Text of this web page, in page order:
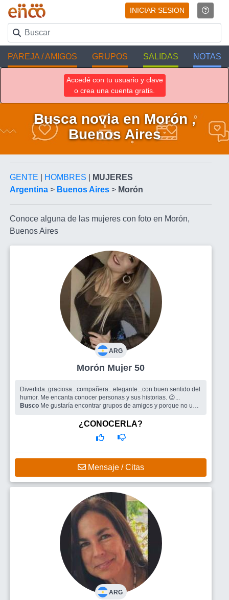
INICIAR SESION
PAREJA / AMIGOS GRUPOS SALIDAS NOTAS
Accedé con tu usuario y clave
o crea una cuenta gratis.
Busca novia en Morón ,
Buenos Aires
GENTE HOMBRES
MUJERES
Argentina > Buenos Aires > Morón
Conoce alguna de las mujeres con foto en Morón,
Buenos Aires
ARG
Morón Mujer 50
Divertida..graciosa...compañera...elegante...con buen sentido del
humor. Me encanta conocer personas y sus historias. 😉...
Busco Me gustaría encontrar grupos de amigos y porque no un
¿CONOCERLA?
Mensaje / Citas
ARG